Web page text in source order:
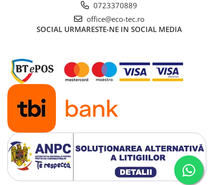
0723370889
office@eco-tec.ro
SOCIAL URMARESTE-NE IN SOCIAL MEDIA